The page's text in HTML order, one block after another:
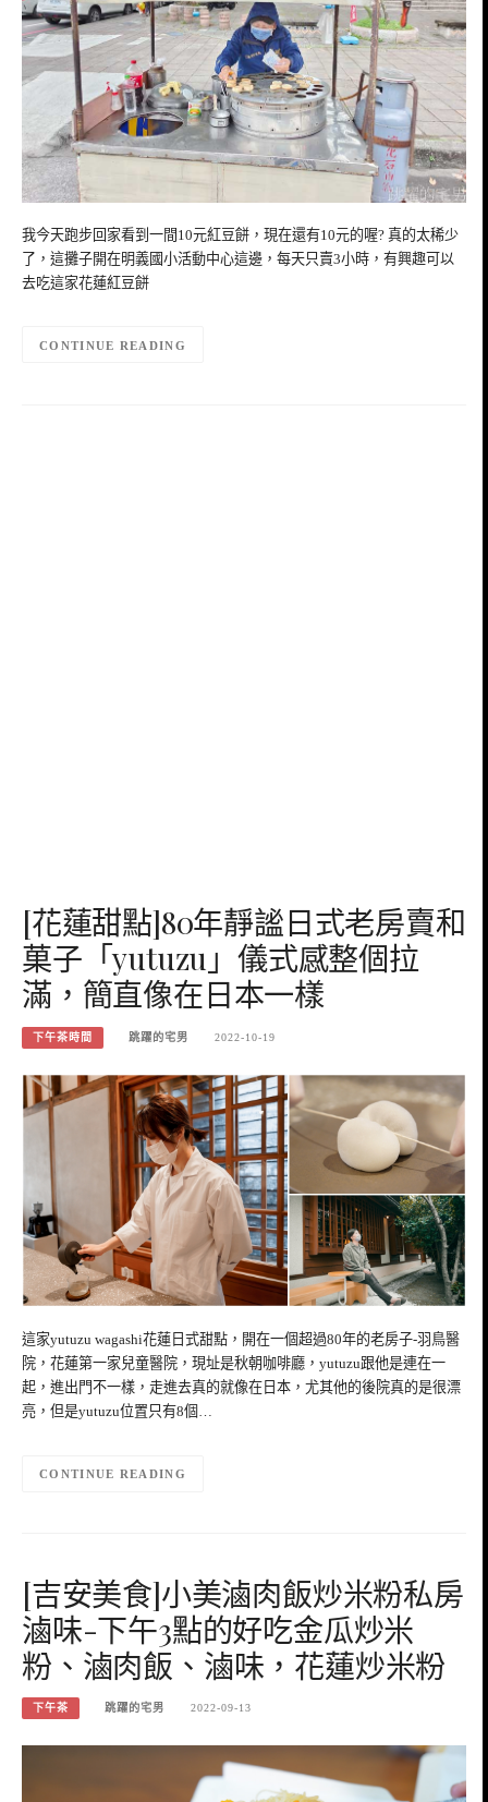
我今天跑步回家看到一間10元紅豆餅，現在還有10元的喔? 真的太稀少
了，這攤子開在明義國小活動中心這邊，每天只賣3小時，有興趣可以
去吃這家花蓮紅豆餅
CONTINUE READING
[花蓮甜點]80年靜謐日式老房賣和
菓子「yutuzu」儀式感整個拉
滿，簡直像在日本一樣
下午茶時間 跳躍的宅男 2022-10-19
這家yutuzu wagashi花蓮日式甜點，開在一個超過80年的老房子-羽鳥醫
院，花蓮第一家兒童醫院，現址是秋朝咖啡廳，yutuzu跟他是連在一
起，進出門不一樣，走進去真的就像在日本，尤其他的後院真的是很漂
亮，但是yutuzu位置只有8個…
CONTINUE READING
[吉安美食]小美滷肉飯炒米粉私房
滷味-下午3點的好吃金瓜炒米
粉、滷肉飯、滷味，花蓮炒米粉
下午茶 跳躍的宅男 2022-09-13